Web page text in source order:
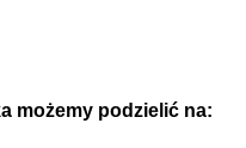
możemy podzielić na: